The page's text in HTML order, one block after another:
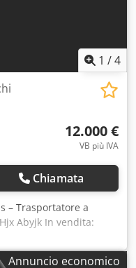
1 /4
12.000 €
VB più IVA
Chiamata
– Trasportatore a
Abyjk In vendita:
Progress, dotato
di rotazione dei
Annuncio economico